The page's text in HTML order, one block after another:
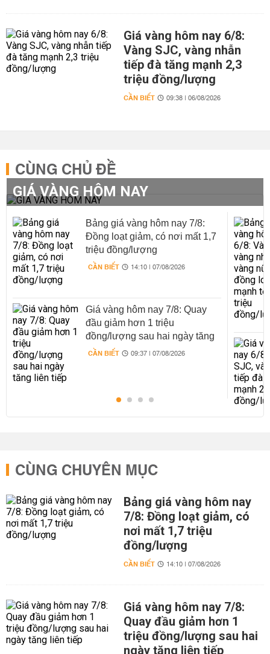
Giá vàng hôm nay 6/8:
Vàng SJC, vàng nhẫn
tiếp đà tăng mạnh 2,3
triệu đồng/lượng
CẦN BIẾT 09:38 | 06/08/2026
CÙNG CHỦ ĐỀ
GIÁ VÀNG HÔM NAY
Bảng giá vàng hôm nay 7/8:
Đồng loạt giảm, có nơi mất 1,7
triệu đồng/lượng
CẦN BIẾT 14:10 | 07/08/2026
Giá vàng hôm nay 7/8: Quay
đầu giảm hơn 1 triệu
đồng/lượng sau hai ngày tăng
liên tiếp
CẦN BIẾT 09:37 | 07/08/2026
CÙNG CHUYÊN MỤC
Bảng giá vàng hôm nay
7/8: Đồng loạt giảm, có
nơi mất 1,7 triệu
đồng/lượng
CẦN BIẾT 14:10 | 07/08/2026
Giá vàng hôm nay 7/8:
Quay đầu giảm hơn 1
triệu đồng/lượng sau hai
ngày tăng liên tiếp